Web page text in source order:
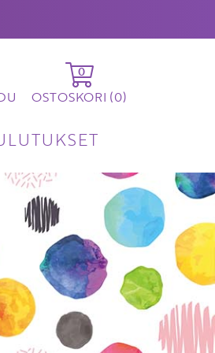
0
OSTOSKORI (0)